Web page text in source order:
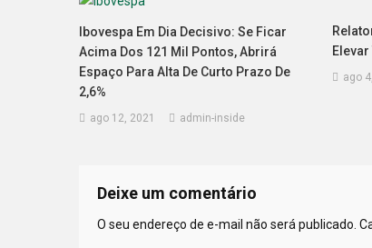
Ibovespa Em Dia Decisivo: Se Ficar
Acima Dos 121 Mil Pontos, Abrirá
Espaço Para Alta De Curto Prazo De
2,6%
ago 12, 2021 admin-inside
ago
Deixe um comentário
O seu endereço de e-mail não será publicado.